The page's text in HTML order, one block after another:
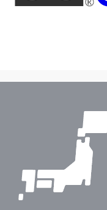
ー
ル